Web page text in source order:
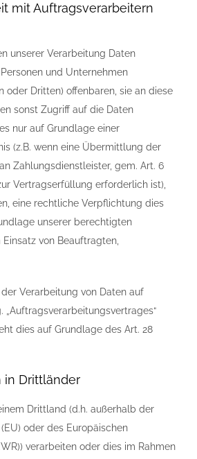
mit Auftragsverarbeitern
unserer Verarbeitung Daten
und Unternehmen
oder Dritten) offenbaren, sie an diese
sonst Zugriff auf die Daten
nur auf Grundlage einer
(z.B. wenn eine Übermittlung der
Zahlungsdienstleister, gem. Art. 6
Vertragserfüllung erforderlich ist),
eine rechtliche Verpflichtung dies
unserer berechtigten
Einsatz von Beauftragten,
Verarbeitung von Daten auf
„Auftragsverarbeitungsvertrages“
dies auf Grundlage des Art. 28
Drittländer
Drittland (d.h. außerhalb der
oder des Europäischen
verarbeiten oder dies im Rahmen